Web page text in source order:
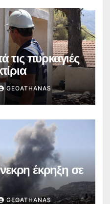
τις πυρκαγιές
GEOATHANAS
έκρηξη σε
GEOATHANAS